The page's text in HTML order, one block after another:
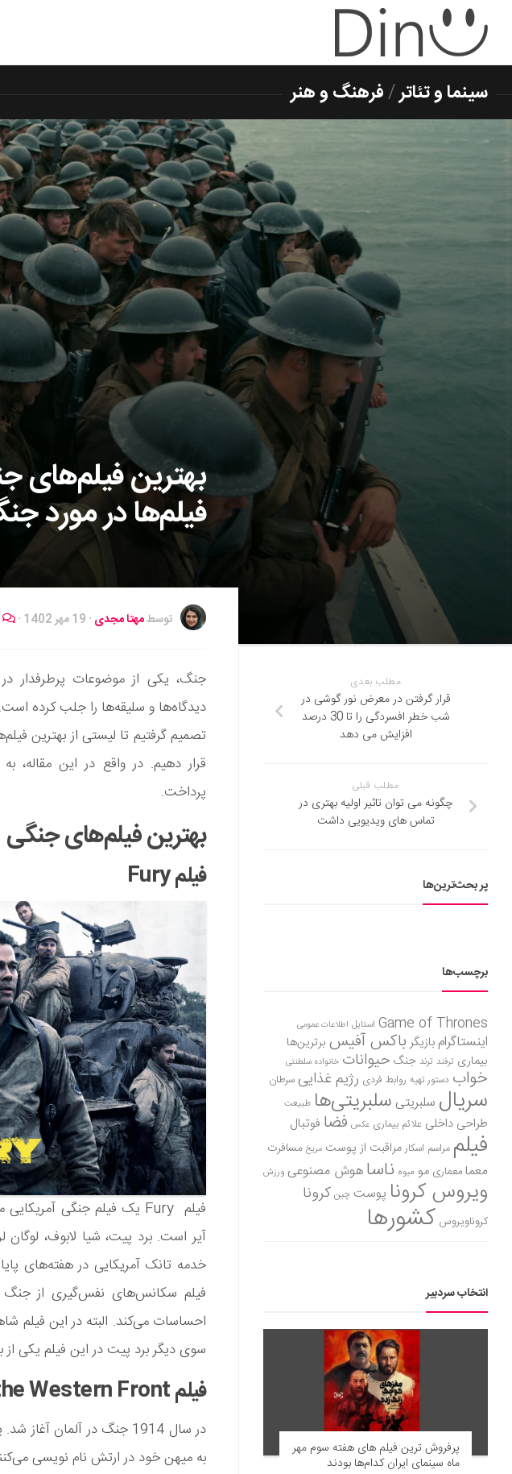
سینما و تئاتر/فرهنگ و هنر
بهترین فیلم‌های
فیلم‌ها در مورد
توسطمهتا مجدی · 19 مهر 1402 ·
جنگ، یکی از موضوعات پرطرفدار
دیدگاه‌ها و سلیقه‌ها را جلب کرده
تصمیم گرفتیم تا لیستی از بهترین
قرار دهیم. در واقع در این مقاله،
پرداخت.
بهترین فیلم‌های جنگی
فیلم Fury
آیر است. برد پیت، شیا لابوف،
خدمه تانک آمریکایی در هفته‌های
فیلم سکانس‌های نفس‌گیری از
احساسات می‌کند. البته در این فیلم
سوی دیگر برد پیت در این فیلم یکی
فیلم All Quiet on the Western Front
در سال 1914 جنگ در
به میهن خود در ارتش نام نویسی
مطلب بعدی
قرار گرفتن در معرض نور گوشی در
شب خطر افسردگی را تا 30 درصد
افزایش می‌ دهد
مطلب قبلی
چگونه می توان تاثیر اولیه بهتری در
تماس های ویدیویی داشت
پر بحث‌ترین‌ها
برچسب‌ها
Game of Thrones استایل اطلاعات عمومی
اینستاگرام بازیگر باکس آفیس برترین‌ها
بیماری ترفند ترند جنگ حیوانات خانواده سلطنتی
خواب دستور تهیه روابط فردی رژیم غذاییسرطان
سریال سلبریتی سلبریتی‌ها طبیعت
طراحی داخلی علائم بیماری عکس فضا فوتبال
فیلم مراسم اسکارمراقبت از پوست مریخ مسافرت
معمامعماری مو میوه ناساهوش مصنوعی ورزش
ویروس کرونا پوست چین کرونا
کروناویروس کشورها
انتخاب سردبیر
پرفروش ترین فیلم های هفته سوم مهر
ماه سینمای ایران کدام‌ها بودند